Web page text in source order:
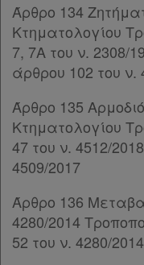
Άρθρο 134
Κτηματολογίου
7, 7Α του ν. 2308/
άρθρου 102 του ν.
Άρθρο 135
Κτηματολογίου
47 του ν. 4512/
4509/2017
Άρθρο 136
4280/2014
52 του ν. 4280/2014